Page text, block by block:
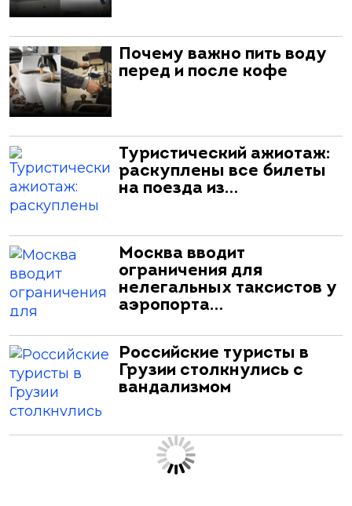
Почему важно пить воду
перед и после кофе
Туристический ажиотаж:
раскуплены все билеты
на поезда из…
Москва вводит
ограничения для
нелегальных таксистов у
аэропорта…
Российские туристы в
Грузии столкнулись с
вандализмом